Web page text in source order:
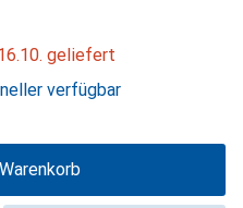
16.10. geliefert
verfügbar